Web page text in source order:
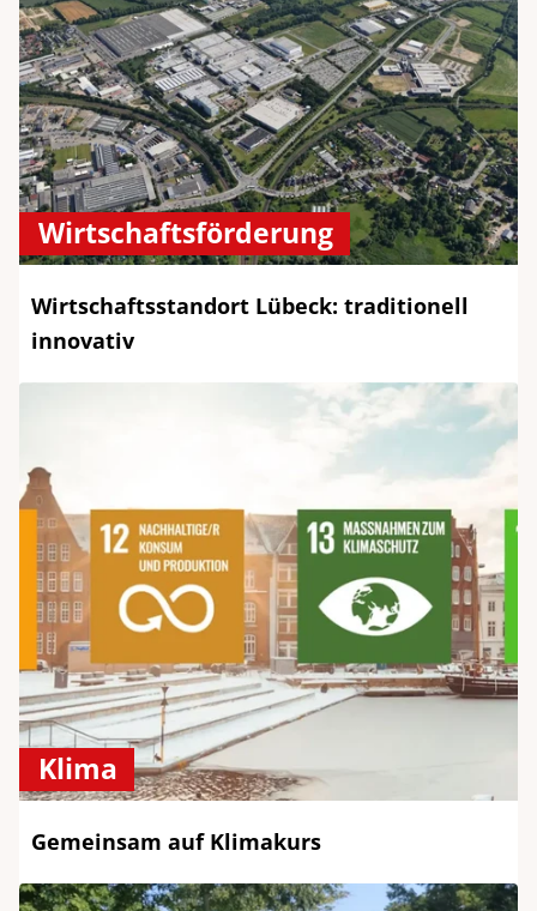
Wirtschaftsförderung
Wirtschaftsstandort Lübeck: traditionell
innovativ
Klima
Gemeinsam auf Klimakurs